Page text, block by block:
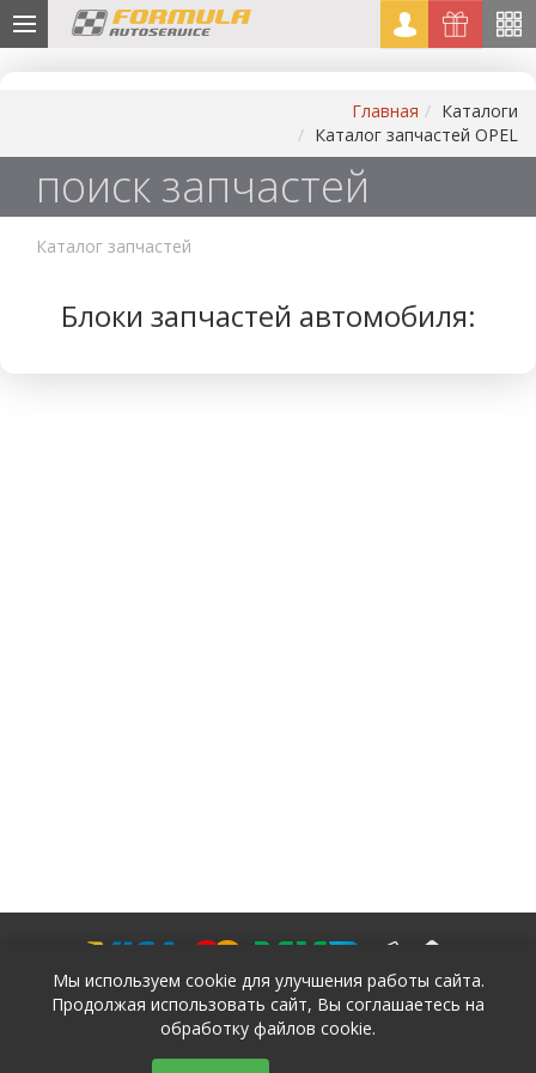
Главная
Каталоги
Каталог запчастей OPEL
поиск запчастей
Каталог запчастей
Блоки запчастей автомобиля:
Мы используем cookie для улучшения работы сайта.
Продолжая использовать сайт, Вы соглашаетесь на
обработку файлов cookie.